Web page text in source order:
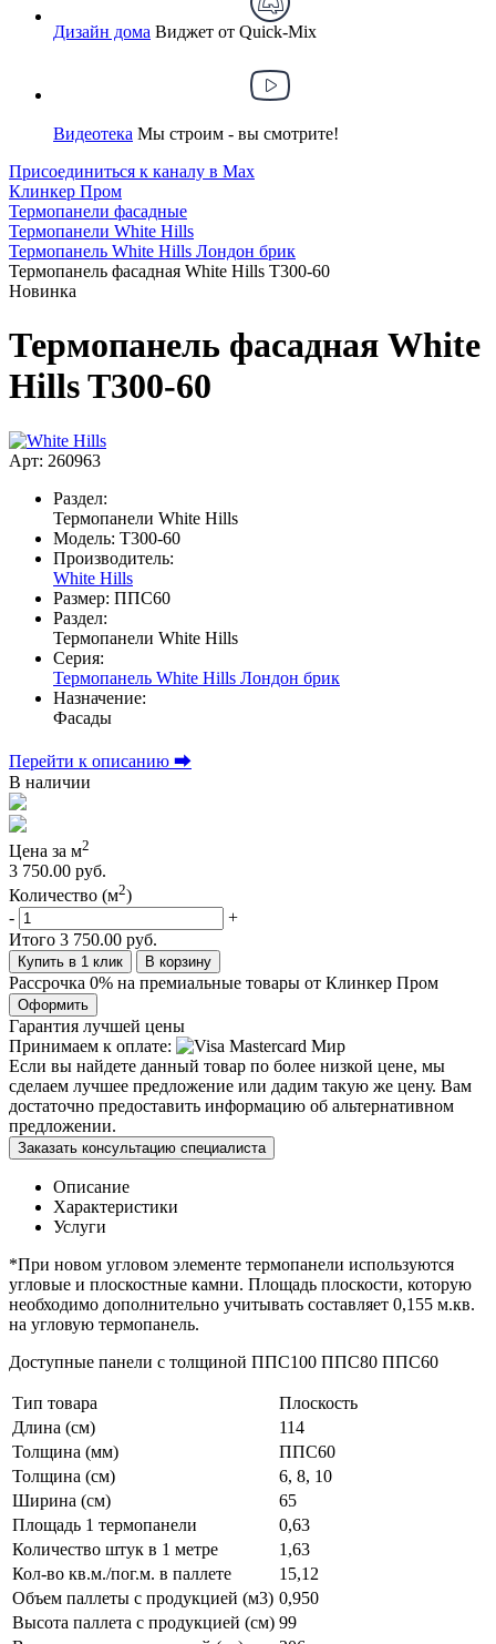
Дизайн дома Виджет от Quick-Mix
Видеотека Мы строим - вы смотрите!
Присоединиться к каналу в Max
Клинкер Пром
Термопанели фасадные
Термопанели White Hills
Термопанель White Hills Лондон брик
Термопанель фасадная White Hills T300-60
Новинка
Термопанель фасадная White
Hills T300-60
Арт: 260963
Раздел:
Термопанели White Hills
Модель: T300-60
Производитель:
White Hills
Размер: ППС60
Раздел:
Термопанели White Hills
Серия:
Термопанель White Hills Лондон брик
Назначение:
Фасады
Перейти к описанию ⮕
В наличии
Цена за м2
3 750.00 руб.
Количество (м2)
-
+
Итого 3 750.00 руб.
Купить в 1 клик В корзину
Рассрочка 0% на премиальные товары от Клинкер Пром
Оформить
Гарантия лучшей цены
Принимаем к оплате:
Если вы найдете данный товар по более низкой цене, мы
сделаем лучшее предложение или дадим такую же цену. Вам
достаточно предоставить информацию об альтернативном
предложении.
Заказать консультацию специалиста
Описание
Характеристики
Услуги
*При новом угловом элементе термопанели используются
угловые и плоскостные камни. Площадь плоскости, которую
необходимо дополнительно учитывать составляет 0,155 м.кв.
на угловую термопанель.
Доступные панели с толщиной ППС100 ППС80 ППС60
Тип товара
Плоскость
Длина (см)
114
Толщина (мм)
ППС60
Толщина (см)
6, 8, 10
Ширина (см)
65
Площадь 1 термопанели
0,63
Количество штук в 1 метре
1,63
Кол-во кв.м./пог.м. в паллете
15,12
Объем паллеты с продукцией (м3) 0,950
Высота паллета с продукцией (см) 99